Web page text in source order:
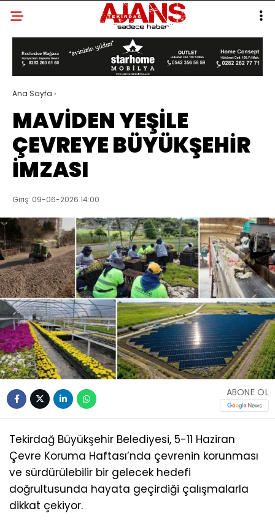
Ana Sayfa ›
MAVİDEN YEŞİLE
ÇEVREYE BÜYÜKŞEHİR
İMZASI
Giriş: 09-06-2026 14:00
ABONE OL
Tekirdağ Büyükşehir Belediyesi, 5-11 Haziran
Çevre Koruma Haftası’nda çevrenin korunması
ve sürdürülebilir bir gelecek hedefi
doğrultusunda hayata geçirdiği çalışmalarla
dikkat çekiyor.